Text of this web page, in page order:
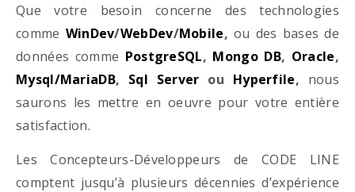
Que votre besoin concerne des technologies
comme WinDev/WebDev/Mobile, ou des bases de
données comme PostgreSQL, Mongo DB, Oracle,
Mysql/MariaDB, Sql Server ou Hyperfile, nous
saurons les mettre en oeuvre pour votre entière
satisfaction.
Les Concepteurs-Développeurs de CODE LINE
comptent jusqu’à plusieurs décennies d’expérience